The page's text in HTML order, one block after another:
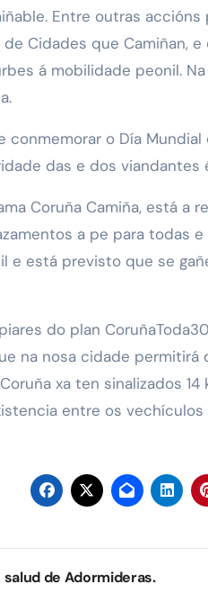
Entre outras
Cidades que Camiñan,
á mobilidade peonil.
o Día
das e dos
Coruña Camiña, está
a pe para todas
e está previsto que se
do plan
na nosa cidade
xa ten sinalizados
entre os
de Adormideras.